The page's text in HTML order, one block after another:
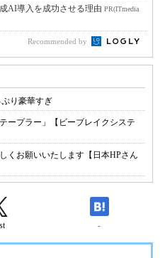
AI導入を成功させる理由 PR(ITmedia
Recommended by
ぷり豪華すぎ
ープラー」【ビーブレイクシステ
くお願いいたします【日本HPさん
-